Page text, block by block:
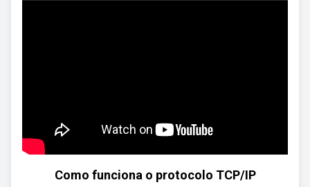
Como funciona o protocolo TCP/IP